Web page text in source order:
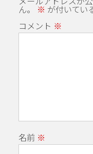
ん。 ※が付いてい
コメント ※
名前 ※